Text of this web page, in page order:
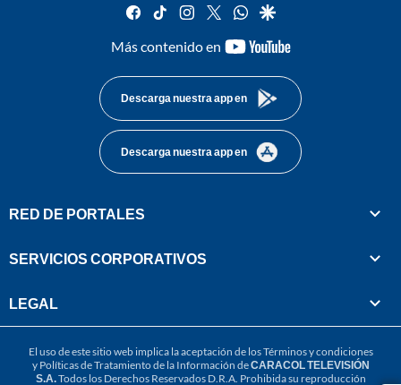
facebook
tiktok instagram
twitterwhatsapp
google
Más contenido en
youtube-
Descarga nuestra app en
Descarga nuestra app en
RED DE PORTALES
SERVICIOS CORPORATIVOS
LEGAL
El uso de este sitio web implica la aceptación de losTérminos y condiciones
y Políticas de Tratamiento de la Información deCARACOL TELEVISIÓN
S.A.Todos los Derechos Reservados D.R.A. Prohibida su reproducción